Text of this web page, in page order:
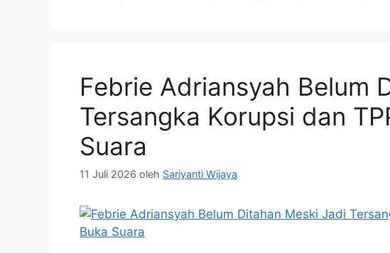
Febrie Adriansyah Belum
Tersangka Korupsi dan
Suara
11 Juli 2026 oleh Sariyanti Wijaya